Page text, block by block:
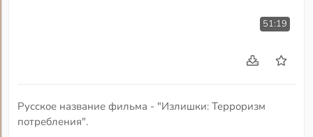
51:19
Русское название фильма - "Излишки: Терроризм
потребления".